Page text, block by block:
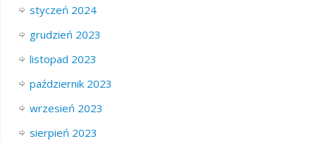
styczeń 2024
grudzień 2023
listopad 2023
październik 2023
wrzesień 2023
sierpień 2023